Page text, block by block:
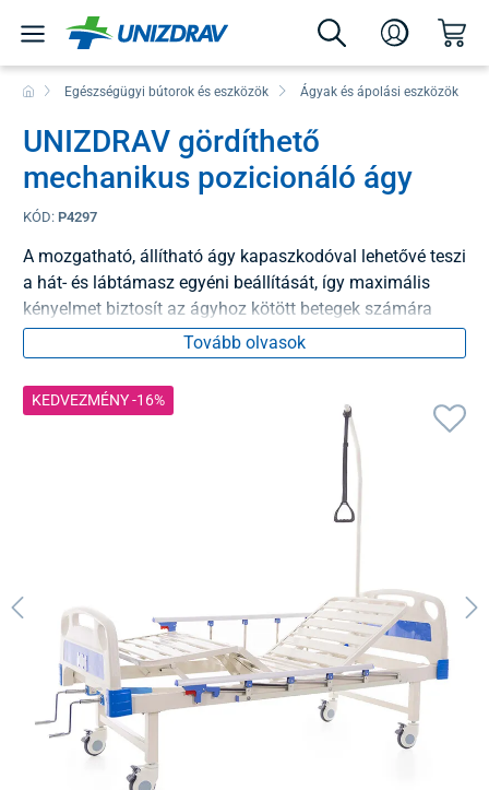
Egészségügyi bútorok és eszközök Ágyak és ápolási eszközök
UNIZDRAV gördíthető
mechanikus pozicionáló ágy
KÓD: P4297
A mozgatható, állítható ágy kapaszkodóval lehetővé teszi
a hát- és lábtámasz egyéni beállítását, így maximális
kényelmet biztosít az ágyhoz kötött betegek számára
Tovább olvasok
KEDVEZMÉNY -16%